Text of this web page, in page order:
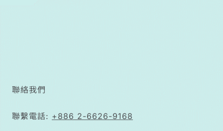
聯絡我們
聯繫電話: +886 2-6626-9168